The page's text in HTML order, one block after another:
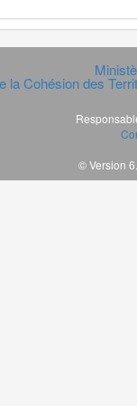
la Cohésion des
© Version